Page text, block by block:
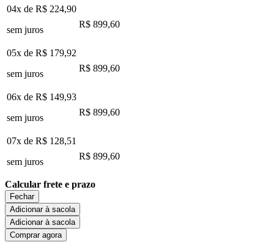
04x de R$ 224,90
sem juros
R$ 899,60
05x de R$ 179,92
sem juros
R$ 899,60
06x de R$ 149,93
sem juros
R$ 899,60
07x de R$ 128,51
sem juros
R$ 899,60
Calcular frete e prazo
Fechar
Adicionar à sacola
Adicionar à sacola
Comprar agora